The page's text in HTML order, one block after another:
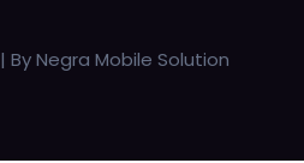
| By Negra Mobile Solution